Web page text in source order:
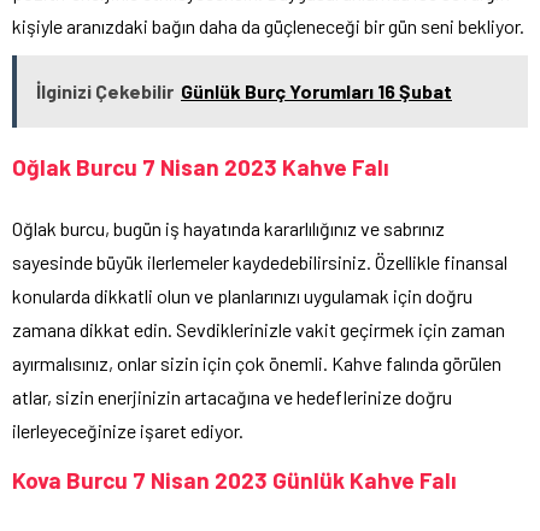
kişiyle aranızdaki bağın daha da güçleneceği bir gün seni bekliyor.
İlginizi Çekebilir Günlük Burç Yorumları 16 Şubat
Oğlak Burcu 7 Nisan 2023 Kahve Falı
Oğlak burcu, bugün iş hayatında kararlılığınız ve sabrınız
sayesinde büyük ilerlemeler kaydedebilirsiniz. Özellikle finansal
konularda dikkatli olun ve planlarınızı uygulamak için doğru
zamana dikkat edin. Sevdiklerinizle vakit geçirmek için zaman
ayırmalısınız, onlar sizin için çok önemli. Kahve falında görülen
atlar, sizin enerjinizin artacağına ve hedeflerinize doğru
ilerleyeceğinize işaret ediyor.
Kova Burcu 7 Nisan 2023 Günlük Kahve Falı